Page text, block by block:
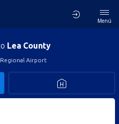
Menú
Lea County
Airport